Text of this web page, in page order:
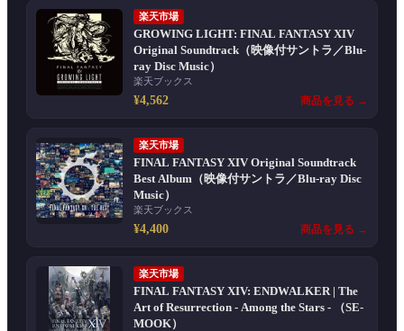
楽天市場
GROWING LIGHT: FINAL FANTASY XIV
Original Soundtrack（映像付サントラ／Blu-
ray Disc Music）
楽天ブックス
¥4,562 商品を見る →
楽天市場
FINAL FANTASY XIV Original Soundtrack
Best Album（映像付サントラ／Blu-ray Disc
Music）
楽天ブックス
¥4,400 商品を見る →
楽天市場
FINAL FANTASY XIV: ENDWALKER | The
Art of Resurrection - Among the Stars - （SE-
MOOK）